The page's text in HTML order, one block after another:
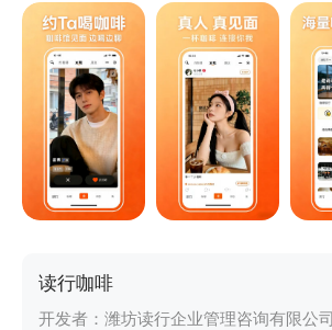
读行咖啡
开发者： 潍坊读行企业管理咨询有限公司